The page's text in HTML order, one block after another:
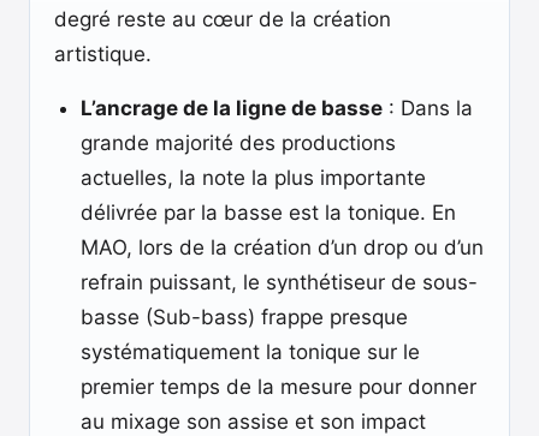
degré reste au cœur de la création
artistique.
L’ancrage de la ligne de basse : Dans la
grande majorité des productions
actuelles, la note la plus importante
délivrée par la basse est la tonique. En
MAO, lors de la création d’un drop ou d’un
refrain puissant, le synthétiseur de sous-
basse (Sub-bass) frappe presque
systématiquement la tonique sur le
premier temps de la mesure pour donner
au mixage son assise et son impact